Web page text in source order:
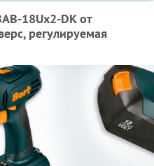
18Ux2-DK от
регулируемая